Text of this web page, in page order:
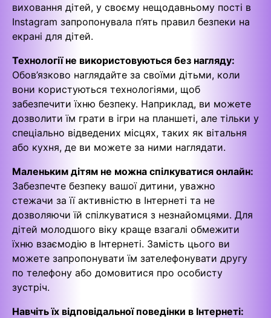
виховання дітей, у своєму нещодавньому пості в
Instagram запропонувала п’ять правил безпеки на
екрані для дітей.
Технології не використовуються без нагляду:
Обов’язково наглядайте за своїми дітьми, коли
вони користуються технологіями, щоб
забезпечити їхню безпеку. Наприклад, ви можете
дозволити їм грати в ігри на планшеті, але тільки у
спеціально відведених місцях, таких як вітальня
або кухня, де ви можете за ними наглядати.
Маленьким дітям не можна спілкуватися онлайн:
Забезпечте безпеку вашої дитини, уважно
стежачи за її активністю в Інтернеті та не
дозволяючи їй спілкуватися з незнайомцями. Для
дітей молодшого віку краще взагалі обмежити
їхню взаємодію в Інтернеті. Замість цього ви
можете запропонувати їм зателефонувати другу
по телефону або домовитися про особисту
зустріч.
Навчіть їх відповідальної поведінки в Інтернеті: